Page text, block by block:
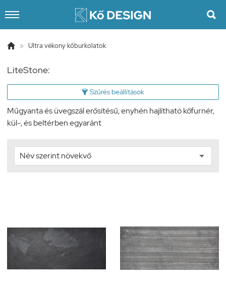

 » Ultra vékony kőburkolatok
LiteStone:
 Szűrés beállítások
Műgyanta és üvegszál erősítésű, enyhén hajlítható kőfurnér,
kül-, és beltérben egyaránt